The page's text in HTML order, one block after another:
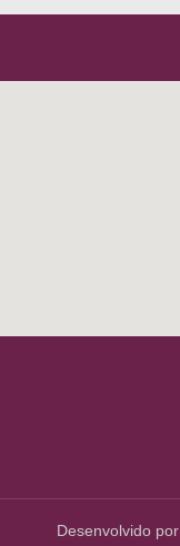
Desenvolvido por